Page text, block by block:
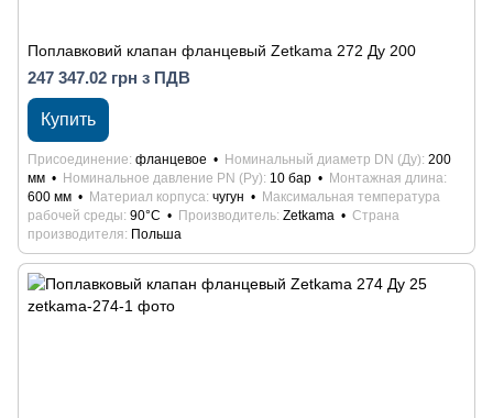
Поплавковий клапан фланцевый Zetkama 272 Ду 200
247 347.02 грн з ПДВ
Купить
Присоединение фланцевое Номинальный диаметр DN (Ду) 200
мм
Номинальное давление PN (Ру) 10 бар
Монтажная длина
600 мм
Материал корпуса чугун
Максимальная температура
рабочей среды 90°С Производитель Zetkama
Страна
производителя
Польша